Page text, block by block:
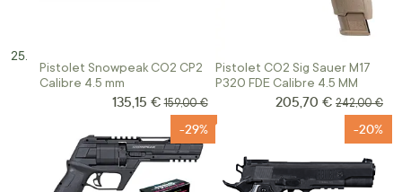
Pistolet Snowpeak CO2 CP2
Calibre 4.5 mm
Prix Spécial
135,15 € Prix normal
159,00 €
Pistolet CO2 Sig Sauer M17
P320 FDE Calibre 4.5 MM
Prix Spécial
205,70 € Prix normal
242,00 €
-29% -20%